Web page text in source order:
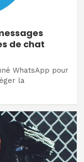
de chat
WhatsApp pour
la